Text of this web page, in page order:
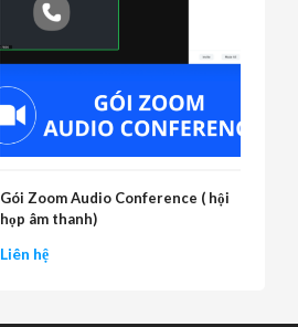
Gói Zoom Audio Conference ( hội
họp âm thanh)
Liên hệ